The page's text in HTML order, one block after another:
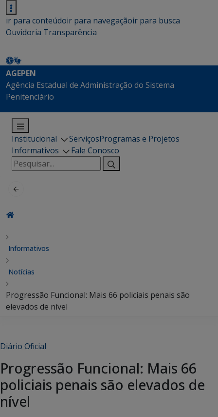
ir para conteúdoir para navegaçãoir para busca
Ouvidoria Transparência
AGEPEN
Agência Estadual de Administração do Sistema
Penitenciário
Institucional ServiçosProgramas e Projetos
Informativos
Fale Conosco
Pesquisar
por:
Informativos
Notícias
Progressão Funcional: Mais 66 policiais penais são
elevados de nível
Diário Oficial
Progressão Funcional: Mais 66
policiais penais são elevados de
nível